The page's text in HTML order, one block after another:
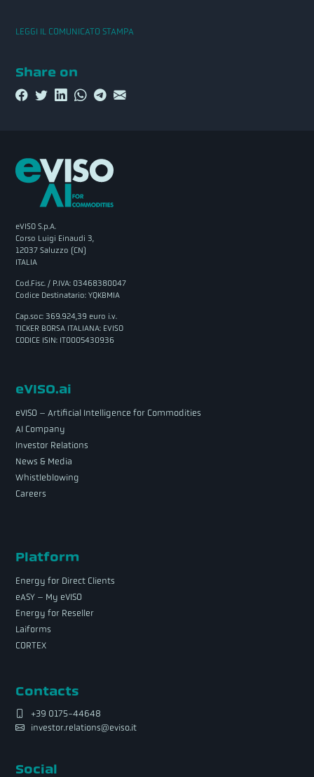
LEGGI IL COMUNICATO STAMPA
Share on
eVISO S.p.A.
Corso Luigi Einaudi 3,
12037 Saluzzo (CN)
ITALIA
Cod.Fisc. / P.IVA: 03468380047
Codice Destinatario: YQKBMIA
Cap.soc: 369.924,39 euro i.v.
TICKER BORSA ITALIANA: EVISO
CODICE ISIN: IT0005430936
eVISO.ai
eVISO – Artificial Intelligence for Commodities
AI Company
Investor Relations
News & Media
Whistleblowing
Careers
Platform
Energy for Direct Clients
eASY – My eVISO
Energy for Reseller
Laiforms
CORTEX
Contacts
+39 0175-44648
investor.relations@eviso.it
Social